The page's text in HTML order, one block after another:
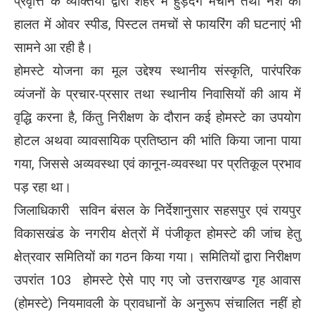
हालत में ओवर स्पीड, पिस्टल तमचों से फायरिंग की घटनाएं भी
सामने आ रही है।
होमस्टे योजना का मूल उद्देश्य स्थानीय संस्कृति, पारंपरिक
व्यंजनों के प्रचार-प्रसार तथा स्थानीय निवासियों की आय में
वृद्धि करना है, किंतु निरीक्षण के दौरान कई होमस्टे का उपयोग
होटल अथवा व्यावसायिक प्रतिष्ठान की भांति किया जाना पाया
गया, जिससे अव्यवस्था एवं कानून-व्यवस्था पर प्रतिकूल प्रभाव
पड़ रहा था।
जिलाधिकारी सविन बंसल के निर्देशानुसार सहसपुर एवं रायपुर
विकासखंड के नगरीय क्षेत्रों में पंजीकृत होमस्टे की जांच हेतु
क्षेत्रवार समितियों का गठन किया गया। समितियों द्वारा निरीक्षण
उपरांत 103 होमस्टे ऐसे पाए गए जो उत्तराखण्ड गृह आवास
(होमस्टे) नियमावली के प्रावधानों के अनुरूप संचालित नहीं हो